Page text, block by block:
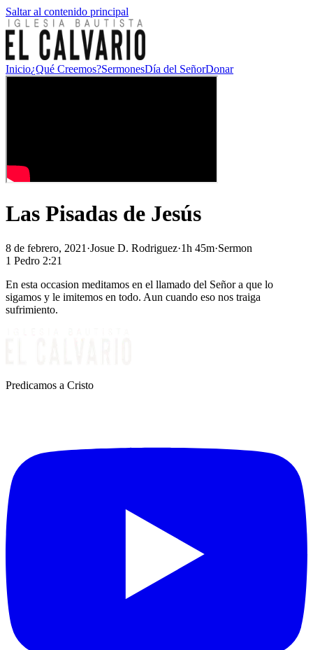
Saltar al contenido principal
Inicio¿Qué Creemos?SermonesDía del SeñorDonar
Las Pisadas de Jesús
8 de febrero, 2021 ·Josue D. Rodriguez·1h 45m·Sermon
1 Pedro 2:21
En esta occasion meditamos en el llamado del Señor a que lo
sigamos y le imitemos en todo. Aun cuando eso nos traiga
sufrimiento.
Predicamos a Cristo